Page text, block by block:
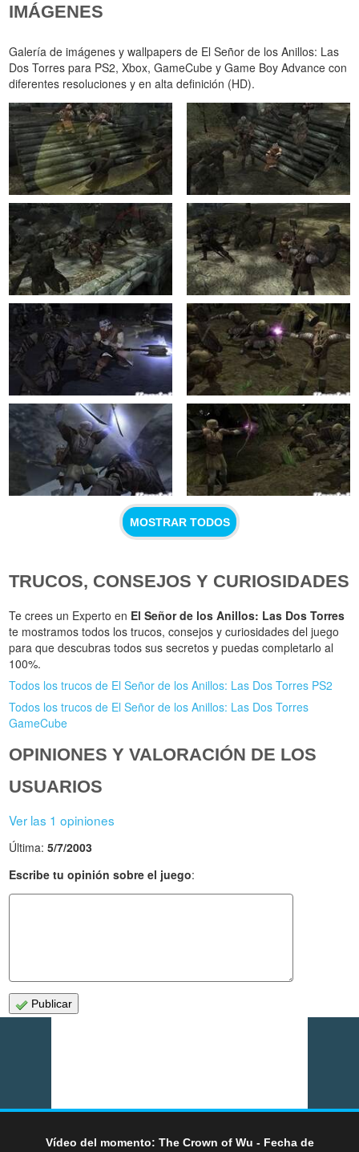
IMÁGENES
Galería de imágenes y wallpapers de El Señor de los Anillos: Las
Dos Torres para PS2, Xbox, GameCube y Game Boy Advance con
diferentes resoluciones y en alta definición (HD).
MOSTRAR TODOS
TRUCOS, CONSEJOS Y CURIOSIDADES
Te crees un Experto en El Señor de los Anillos: Las Dos Torres
te mostramos todos los trucos, consejos y curiosidades del juego
para que descubras todos sus secretos y puedas completarlo al
100%.
Todos los trucos de El Señor de los Anillos: Las Dos Torres PS2
Todos los trucos de El Señor de los Anillos: Las Dos Torres
GameCube
OPINIONES Y VALORACIÓN DE LOS
USUARIOS
Ver las 1 opiniones
Última:5/7/2003
Escribe tu opinión sobre el juego:
Publicar
Vídeo del momento: The Crown of Wu - Fecha de